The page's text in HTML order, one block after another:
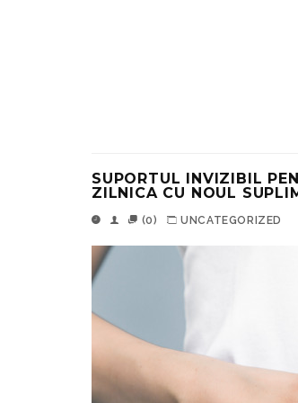
SUPORTUL INVIZIBIL
ZILNICA CU NOUL
(0) UNCATEGORIZED